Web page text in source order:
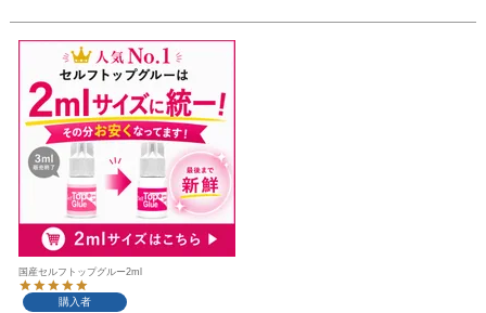
国産セルフトップグルー2ml
購入者